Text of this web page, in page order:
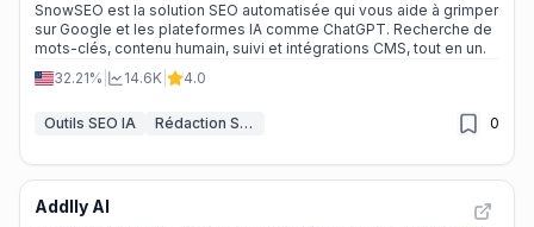
SnowSEO est la solution SEO automatisée qui vous aide à grimper
sur Google et les plateformes IA comme ChatGPT. Recherche de
mots-clés, contenu humain, suivi et intégrations CMS, tout en un.
32.21%
14.6K 4.0
Outils SEO IA Rédaction SEO IA 0
Addlly AI